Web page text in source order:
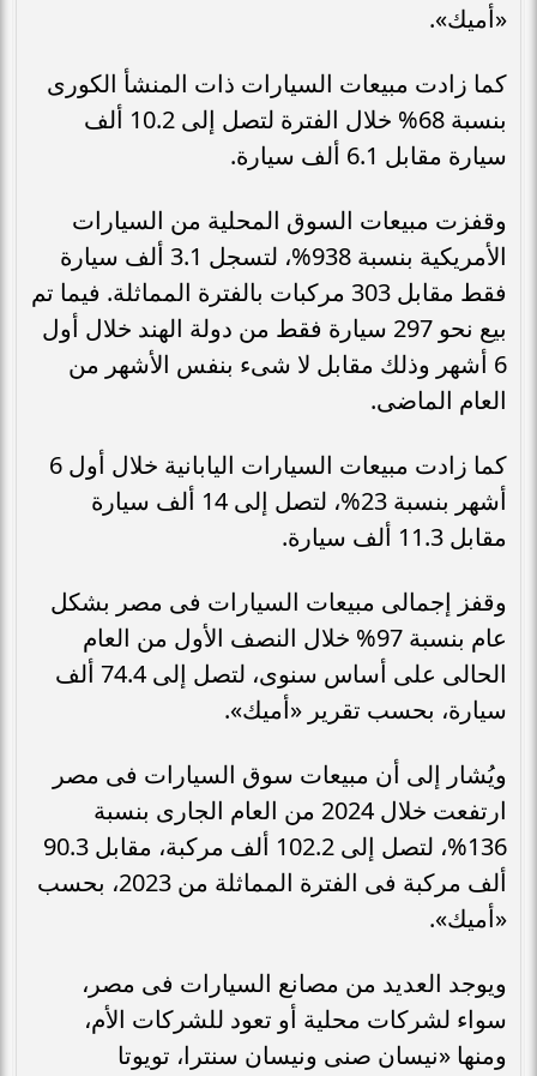
«أميك».
كما زادت مبيعات السيارات ذات المنشأ الكورى
بنسبة 68% خلال الفترة لتصل إلى 10.2 ألف
سيارة مقابل 6.1 ألف سيارة.
وقفزت مبيعات السوق المحلية من السيارات
الأمريكية بنسبة 938%، لتسجل 3.1 ألف سيارة
فقط مقابل 303 مركبات بالفترة المماثلة. فيما تم
بيع نحو 297 سيارة فقط من دولة الهند خلال أول
6 أشهر وذلك مقابل لا شىء بنفس الأشهر من
العام الماضى.
كما زادت مبيعات السيارات اليابانية خلال أول 6
أشهر بنسبة 23%، لتصل إلى 14 ألف سيارة
مقابل 11.3 ألف سيارة.
وقفز إجمالى مبيعات السيارات فى مصر بشكل
عام بنسبة 97% خلال النصف الأول من العام
الحالى على أساس سنوى، لتصل إلى 74.4 ألف
سيارة، بحسب تقرير «أميك».
ويُشار إلى أن مبيعات سوق السيارات فى مصر
ارتفعت خلال 2024 من العام الجارى بنسبة
136%، لتصل إلى 102.2 ألف مركبة، مقابل 90.3
ألف مركبة فى الفترة المماثلة من 2023، بحسب
«أميك».
ويوجد العديد من مصانع السيارات فى مصر،
سواء لشركات محلية أو تعود للشركات الأم،
ومنها «نيسان صنى ونيسان سنترا، تويوتا